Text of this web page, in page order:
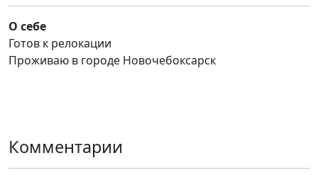
О себе
Готов к релокации
Проживаю в городе Новочебоксарск
Комментарии